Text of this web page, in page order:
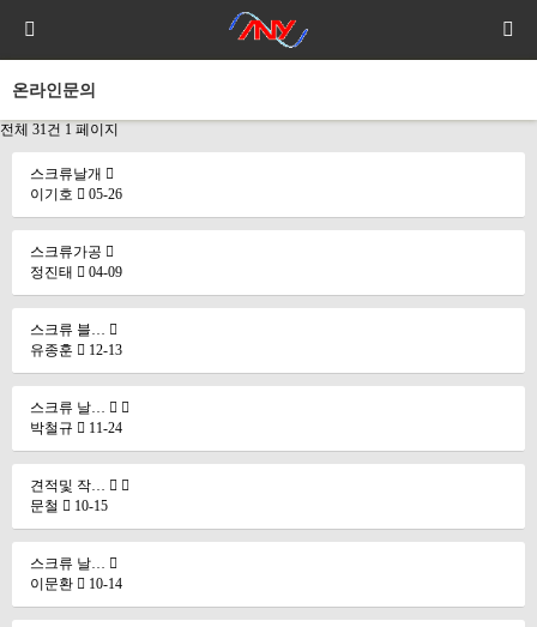
온라인문의
전체 31건 1 페이지
스크류날개
이기호
05-26
스크류가공
정진태
04-09
스크류 블…
유종훈
12-13
스크류 날…
박철규
11-24
견적및 작…
문철
10-15
스크류 날…
이문환
10-14